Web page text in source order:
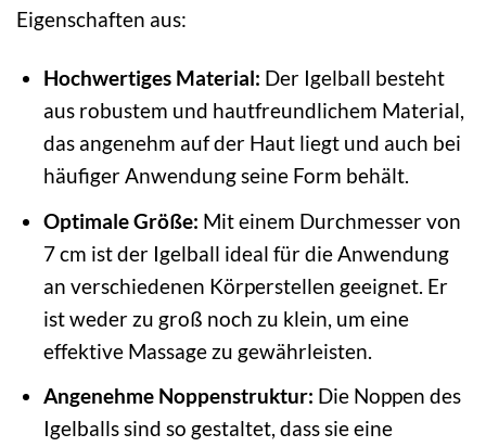
Eigenschaften aus:
Hochwertiges Material: Der Igelball besteht
aus robustem und hautfreundlichem Material,
das angenehm auf der Haut liegt und auch bei
häufiger Anwendung seine Form behält.
Optimale Größe: Mit einem Durchmesser von
7 cm ist der Igelball ideal für die Anwendung
an verschiedenen Körperstellen geeignet. Er
ist weder zu groß noch zu klein, um eine
effektive Massage zu gewährleisten.
Angenehme Noppenstruktur: Die Noppen des
Igelballs sind so gestaltet, dass sie eine